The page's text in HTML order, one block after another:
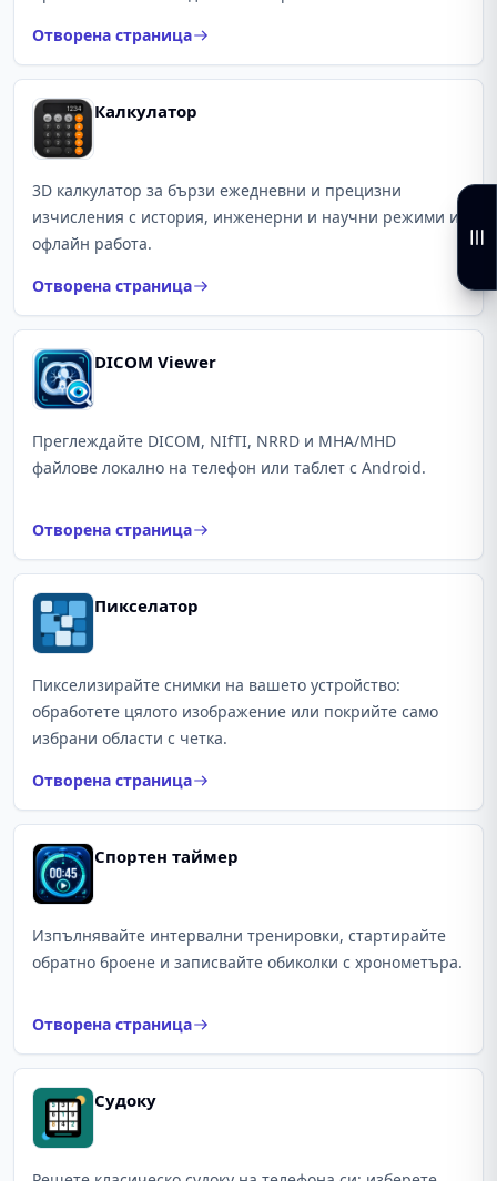
Отворена страница
Калкулатор
3D калкулатор за бързи ежедневни и прецизни
изчисления с история, инженерни и научни режими и
офлайн работа.
Отворена страница
DICOM Viewer
Преглеждайте DICOM, NIfTI, NRRD и MHA/MHD
файлове локално на телефон или таблет с Android.
Отворена страница
Пикселатор
Пикселизирайте снимки на вашето устройство:
обработете цялото изображение или покрийте само
избрани области с четка.
Отворена страница
Спортен таймер
Изпълнявайте интервални тренировки, стартирайте
обратно броене и записвайте обиколки с хронометъра.
Отворена страница
Судоку